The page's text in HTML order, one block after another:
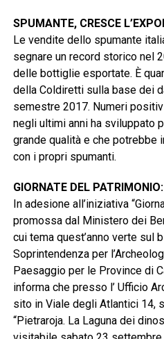
SPUMANTE, CRESCE
Le vendite dello spumante
segnare un record storico nel
delle bottiglie esportate. È
della Coldiretti sulla base dei
semestre 2017. Numeri
negli ultimi anni ha sviluppato
grande qualità e che
con i propri spumanti.
GIORNATE DEL
In adesione all’iniziativa
promossa dal Ministero dei
cui tema quest’anno verte sul
Soprintendenza per
Paesaggio per le Province di
informa che presso l’ Ufficio
sito in Viale degli Atlantici 14,
“Pietraroja. La Laguna dei